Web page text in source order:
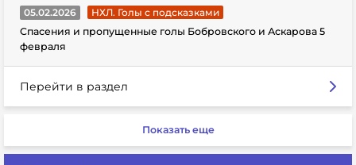
05.02.2026
НХЛ. Голы с подсказками
Спасения и пропущенные голы Бобровского и Аскарова 5
февраля
Перейти в раздел
Показать еще